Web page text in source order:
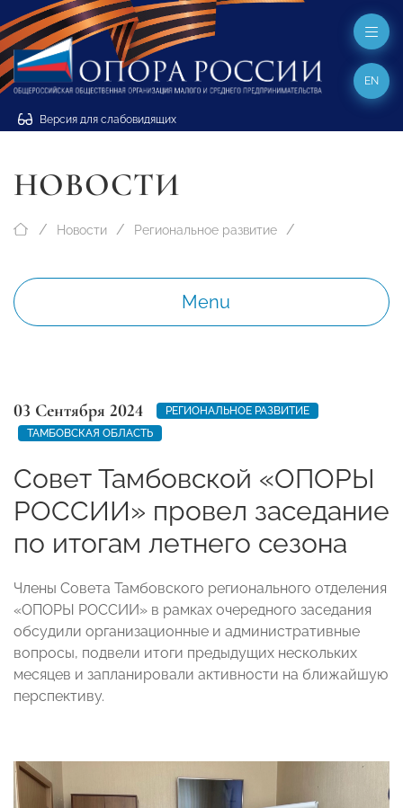
Версия для слабовидящих
EN
НОВОСТИ
Новости Региональное развитие
Menu
03 Сентября 2024
РЕГИОНАЛЬНОЕ РАЗВИТИЕ
ТАМБОВСКАЯ ОБЛАСТЬ
Совет Тамбовской «ОПОРЫ
РОССИИ» провел заседание
по итогам летнего сезона
Члены Совета Тамбовского регионального отделения
«ОПОРЫ РОССИИ» в рамках очередного заседания
обсудили организационные и административные
вопросы, подвели итоги предыдущих нескольких
месяцев и запланировали активности на ближайшую
перспективу.